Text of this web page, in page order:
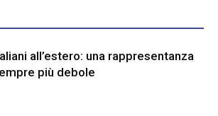
all’estero: una rappresentanza
più debole